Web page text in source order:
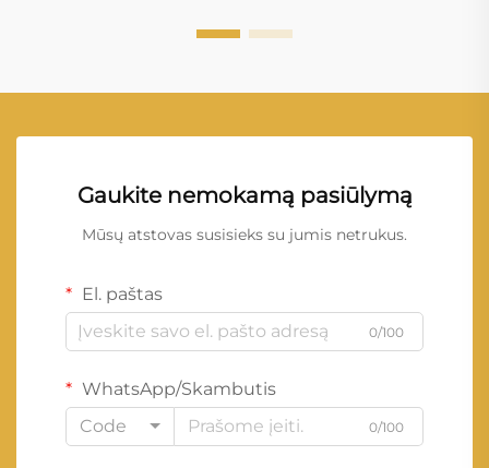
Gaukite nemokamą pasiūlymą
Mūsų atstovas susisieks su jumis netrukus.
El. paštas
0/100
WhatsApp/Skambutis
Code
0/100